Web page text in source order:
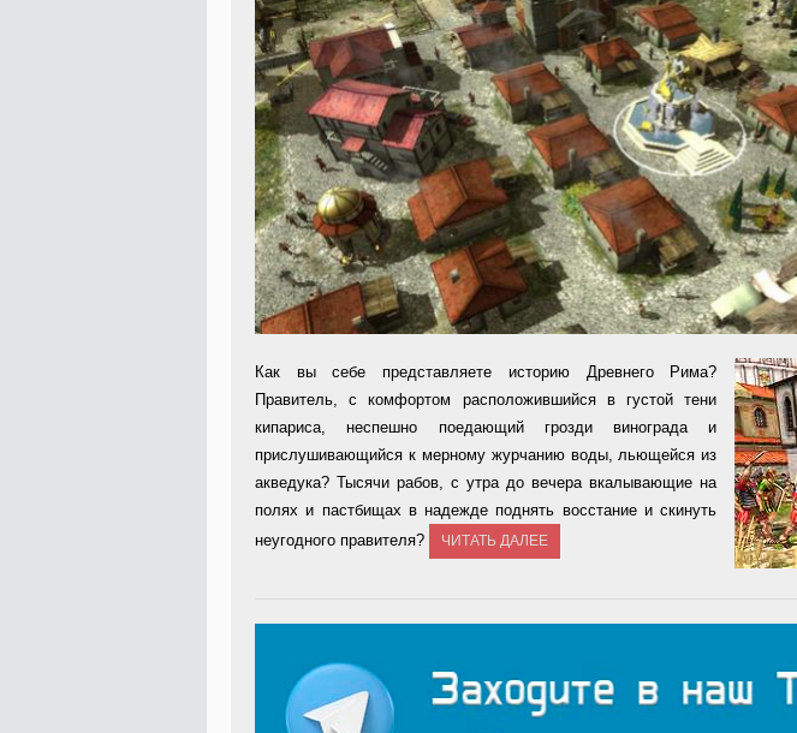
Как вы себе представляете историю Древнего Рима?
Правитель, с комфортом расположившийся в густой тени
кипариса, неспешно поедающий грозди винограда и
прислушивающийся к мерному журчанию воды, льющейся из
акведука? Тысячи рабов, с утра до вечера вкалывающие на
полях и пастбищах в надежде поднять восстание и скинуть
неугодного правителя?
ЧИТАТЬ ДАЛЕЕ